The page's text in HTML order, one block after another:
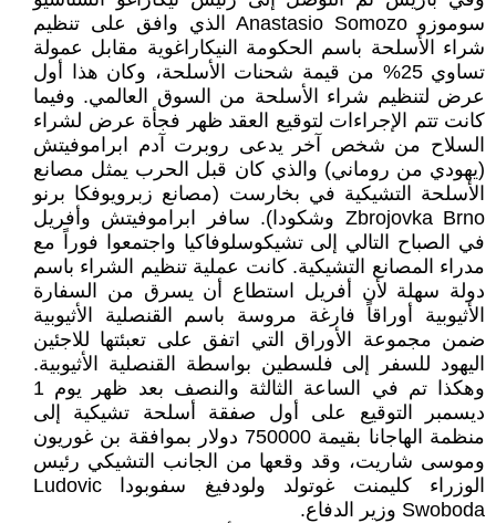
سوموزو Anastasio Somozo الذي وافق على تنظيم
شراء الأسلحة باسم الحكومة النيكاراغوية مقابل عمولة
تساوي 25% من قيمة شحنات الأسلحة، وكان هذا أول
عرض لتنظيم شراء الأسلحة من السوق العالمي. وفيما
كانت تتم الإجراءات لتوقيع العقد ظهر فجأة عرض لشراء
السلاح من شخص آخر يدعى روبرت آدم ابراموفيتش
(يهودي من روماني) والذي كان قبل الحرب يمثل مصانع
الأسلحة التشيكية في بخارست (مصانع زبرويوفكا برنو
Zbrojovka Brno وشكودا). سافر ابراموفيتش وأفريل
في الصباح التالي إلى تشيكوسلوفاكيا واجتمعوا فوراً مع
مدراء المصانع التشيكية. كانت عملية تنظيم الشراء باسم
دولة سهلة لأن أفريل استطاع أن يسرق من السفارة
الأثيوبية أوراقاً فارغة مروسة باسم القنصلية الأثيوبية
ضمن مجموعة الأوراق التي اتفق على تعبئتها للاجئين
اليهود للسفر إلى فلسطين بواسطة القنصلية الأثيوبية.
وهكذا تم في الساعة الثالثة والنصف بعد ظهر يوم 1
ديسمبر التوقيع على أول صفقة أسلحة تشيكية إلى
منظمة الهاجانا بقيمة 750000 دولار بموافقة بن غوريون
وموسى شاريت، وقد وقعها من الجانب التشيكي رئيس
الوزراء كليمنت غوتولد ولودفيغ سفوبودا Ludovic
Swoboda وزير الدفاع.